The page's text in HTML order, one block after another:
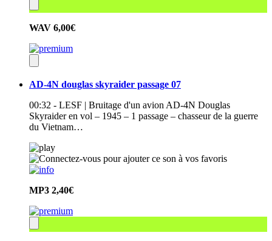
WAV 6,00€
AD-4N douglas skyraider passage 07
00:32 - LESF | Bruitage d'un avion AD-4N Douglas
Skyraider en vol – 1945 – 1 passage – chasseur de la guerre
du Vietnam…
MP3 2,40€